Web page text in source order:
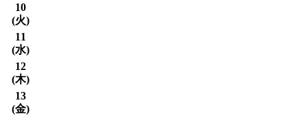
10
(火)
11
(水)
12
(木)
13
(金)